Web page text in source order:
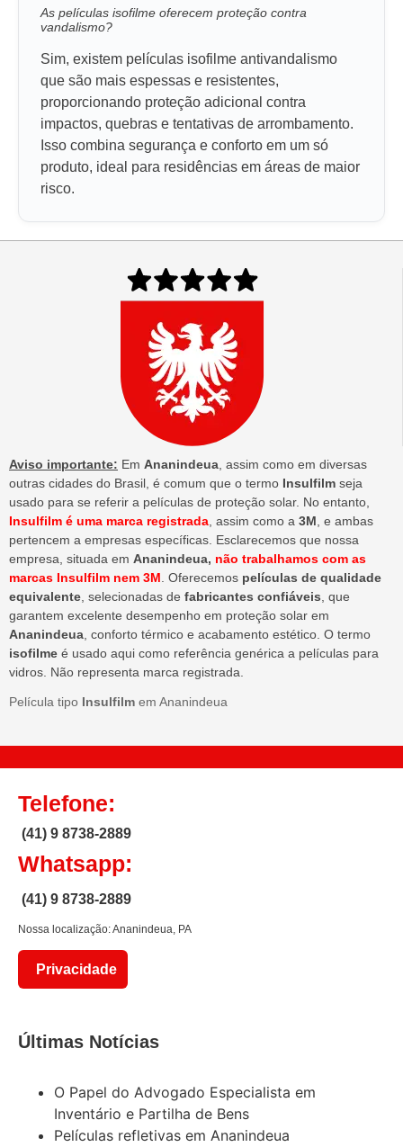
As películas isofilme oferecem proteção contra
vandalismo?
Sim, existem películas isofilme antivandalismo
que são mais espessas e resistentes,
proporcionando proteção adicional contra
impactos, quebras e tentativas de arrombamento.
Isso combina segurança e conforto em um só
produto, ideal para residências em áreas de maior
risco.
Aviso importante: Em Ananindeua , assim como em diversas
outras cidades do Brasil, é comum que o termo Insulfilm seja
usado para se referir a películas de proteção solar. No entanto,
Insulfilm é uma marca registrada , assim como a 3M , e ambas
pertencem a empresas específicas. Esclarecemos que nossa
empresa, situada em Ananindeua, não trabalhamos com as
marcas Insulfilm nem 3M . Oferecemos películas de qualidade
equivalente , selecionadas de fabricantes confiáveis , que
garantem excelente desempenho em proteção solar em
Ananindeua , conforto térmico e acabamento estético. O termo
isofilme é usado aqui como referência genérica a películas para
vidros. Não representa marca registrada.
Película tipo Insulfilm em Ananindeua
Telefone:
(41) 9 8738-2889
Whatsapp:
(41) 9 8738-2889
Nossa localização: Ananindeua, PA
Privacidade
Últimas Notícias
O Papel do Advogado Especialista em
Inventário e Partilha de Bens
Películas refletivas em Ananindeua